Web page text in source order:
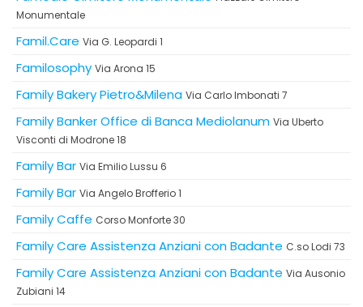
Monumentale
Famil.Care Via G. Leopardi 1
Familosophy Via Arona 15
Family Bakery Pietro&Milena Via Carlo Imbonati 7
Family Banker Office di Banca Mediolanum Via Uberto
Visconti di Modrone 18
Family Bar Via Emilio Lussu 6
Family Bar Via Angelo Brofferio 1
Family Caffe Corso Monforte 30
Family Care Assistenza Anziani con Badante C.so Lodi 73
Family Care Assistenza Anziani con Badante Via Ausonio
Zubiani 14